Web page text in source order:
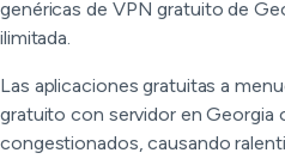
genéricas de VPN gratuito de
ilimitada.
Las aplicaciones gratuitas a
gratuito con servidor en Georgia
congestionados, causando